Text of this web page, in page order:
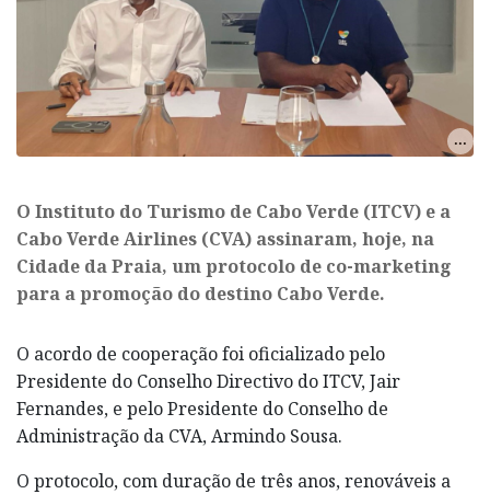
O Instituto do Turismo de Cabo Verde (ITCV) e a
Cabo Verde Airlines (CVA) assinaram, hoje, na
Cidade da Praia, um protocolo de co-marketing
para a promoção do destino Cabo Verde.
O acordo de cooperação foi oficializado pelo
Presidente do Conselho Directivo do ITCV, Jair
Fernandes, e pelo Presidente do Conselho de
Administração da CVA, Armindo Sousa.
O protocolo, com duração de três anos, renováveis a